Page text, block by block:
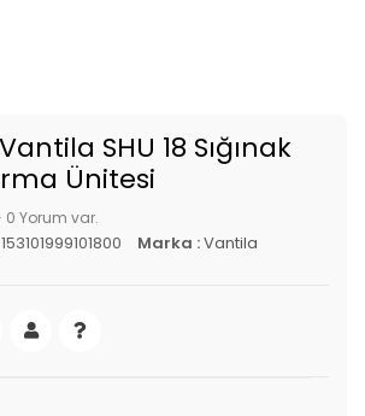
SHU 18 Sığınak
Ünitesi
0 Yorum var.
Marka :Vantila